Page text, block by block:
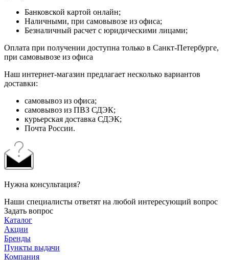
Банковской картой онлайн;
Наличными, при самовывозе из офиса;
Безналичный расчет с юридическими лицами;
Оплата при получении доступна только в Санкт-Петербурге,
при самовывозе из офиса
Наш интернет-магазин предлагает несколько вариантов
доставки:
самовывоз из офиса;
самовывоз из ПВЗ СДЭК;
курьерская доставка СДЭК;
Почта России.
Нужна консультация?
Наши специалисты ответят на любой интересующий вопрос
Задать вопрос
Каталог
Акции
Бренды
Пункты выдачи
Компания